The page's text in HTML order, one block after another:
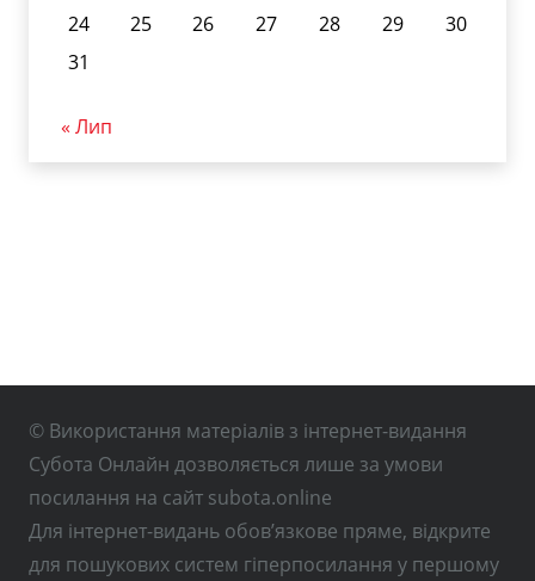
24
25 26 27 28 29
30
31
« Лип
© Використання матеріалів з інтернет-видання
Субота Онлайн дозволяється лише за умови
посилання на сайт subota.online
Для інтернет-видань обов’язкове пряме, відкрите
для пошукових систем гіперпосилання у першому